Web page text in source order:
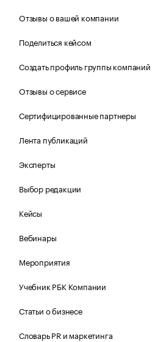
Отзывы о вашей компании
Поделиться кейсом
Создать профиль группы компаний
Отзывы о сервисе
Сертифицированные партнеры
Лента публикаций
Эксперты
Выбор редакции
Кейсы
Вебинары
Мероприятия
Учебник РБК Компании
Статьи о бизнесе
Словарь PR и маркетинга